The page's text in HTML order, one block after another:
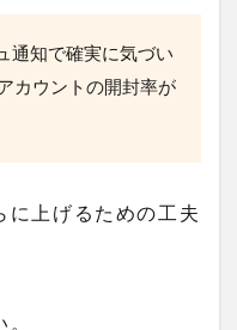
通知で確実に気づい
カウントの開封率が
に上げるための工夫